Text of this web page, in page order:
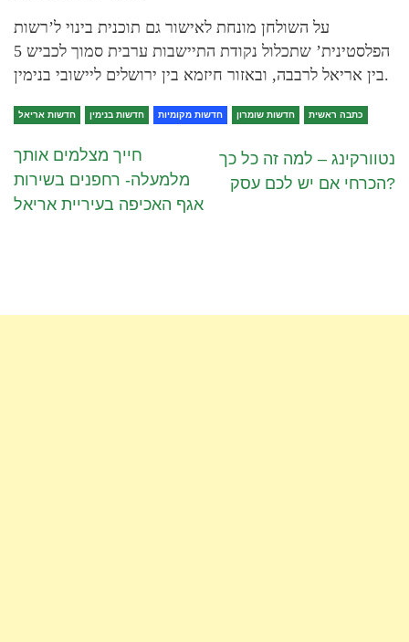
על השולחן מונחת לאישור גם תוכנית בינוי ל’רשות
הפלסטינית’ שתכלול נקודת התיישבות ערבית סמוך לכביש 5
בין אריאל לרבבה, ובאזור חיזמא בין ירושלים ליישובי בנימין.
חדשות אריאל חדשות בנימין חדשות מקומיות חדשות שומרון כתבה ראשית
חייך מצלמים אותך
מלמעלה- רחפנים בשירות
אגף האכיפה בעיריית אריאל
נטוורקינג – למה זה כל כך
הכרחי אם יש לכם עסק?